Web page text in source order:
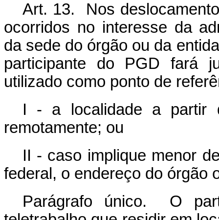
Art. 13. Nos
ocorridos no interesse da
da sede do órgão ou da
participante do PGD fará
utilizado como ponto de
I - a localidade a partir
remotamente; ou
II - caso implique menor
federal, o endereço do órgão
Parágrafo único. O